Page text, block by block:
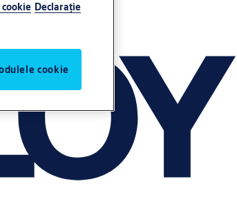
Declaraţie
cookie